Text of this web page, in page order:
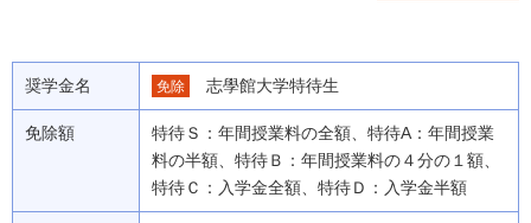
奨学金名 免除 志學館大学特待生
免除額
特待Ｓ：年間授業料の全額、特待A：年間授業
料の半額、特待Ｂ：年間授業料の４分の１額、
特待Ｃ：入学金全額、特待Ｄ：入学金半額